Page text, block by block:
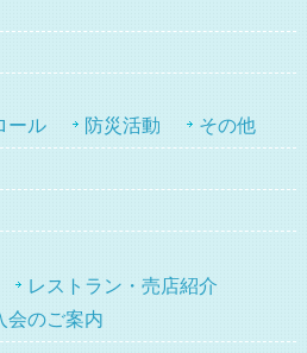
ール 防災活動 その他
レストラン・売店紹介
会のご案内